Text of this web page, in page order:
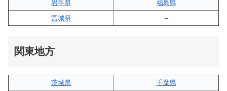
岩手県
福島県
宮城県
–
関東地方
茨城県
千葉県